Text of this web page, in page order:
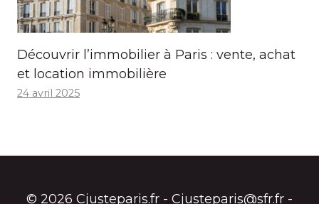
Découvrir l’immobilier à Paris : vente, achat
et location immobilière
24 avril 2025
© 2026 Cjusteparis.fr - Cjusteparis@sfr.fr -